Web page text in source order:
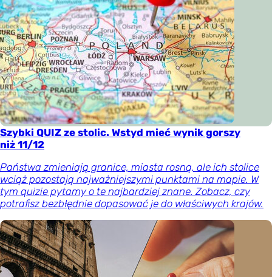
Szybki QUIZ ze stolic. Wstyd mieć wynik gorszy
niż 11/12
Państwa zmieniają granice, miasta rosną, ale ich stolice
wciąż pozostają najważniejszymi punktami na mapie. W
tym quizie pytamy o te najbardziej znane. Zobacz, czy
potrafisz bezbłędnie dopasować je do właściwych krajów.